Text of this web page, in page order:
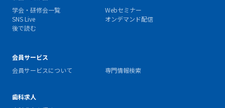
学会・研修会一覧
Webセミナー
SNS Live
オンデマンド配信
後で読む
会員サービス
会員サービスについて
専門情報検索
歯科求人